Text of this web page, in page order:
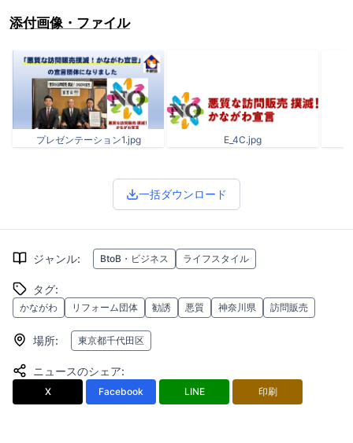
添付画像・ファイル
プレゼンテーション1.jpg E_4C.jpg
一括ダウンロード
ジャンル: BtoB・ビジネス ライフスタイル
タグ:
かながわ リフォーム団体 勧誘 悪質 神奈川県 訪問販売
場所: 東京都千代田区
ニュースのシェア:
X Facebook LINE 印刷